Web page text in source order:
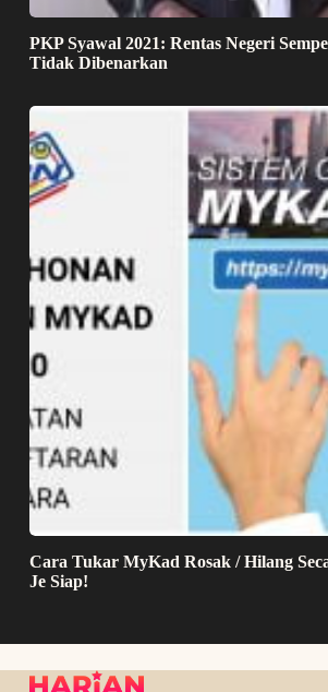
PKP Syawal 2021: Rentas Negeri
Tidak Dibenarkan
Cara Tukar MyKad Rosak / Hilang
Je Siap!